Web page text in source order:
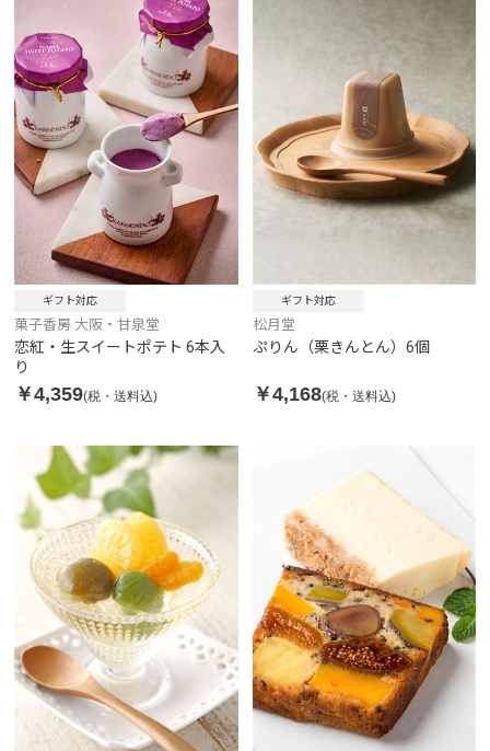
ギフト対応
菓子香房 大阪・甘泉堂
恋紅・生スイートポテト 6本入
り
￥4,359(税・送料込)
ギフト対応
松月堂
ぷりん（栗きんとん）6個
￥4,168(税・送料込)